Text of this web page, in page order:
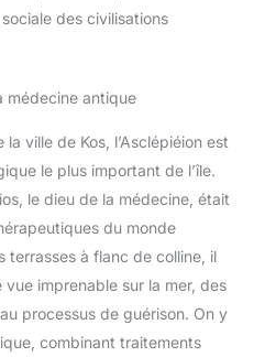
des civilisations
médecine antique
ville de Kos, l’Asclépiéion est
le plus important de l’île.
le dieu de la médecine, était
du monde
terrasses à flanc de colline, il
imprenable sur la mer, des
processus de guérison. On y
combinant traitements